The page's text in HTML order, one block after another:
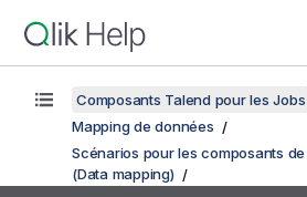
Composants Talend pour les Jobs
Mapping de données
Scénarios pour les composants
(Data mapping)